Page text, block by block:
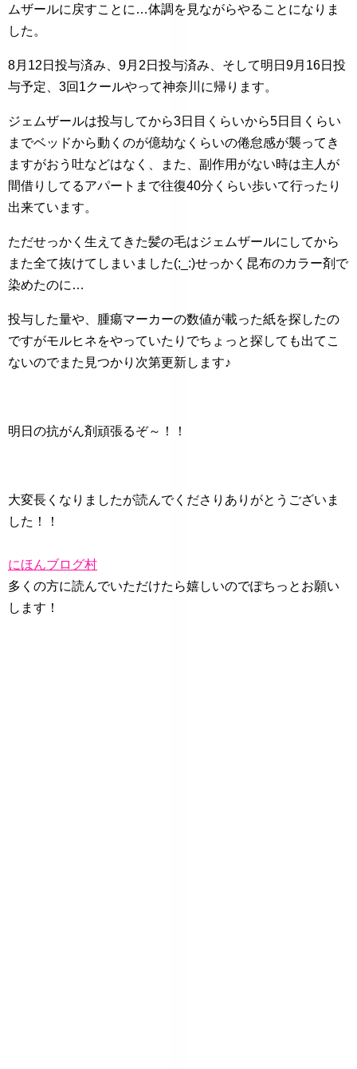
ムザールに戻すことに…体調を見ながらやることになりま
した。
8月12日投与済み、9月2日投与済み、そして明日9月16日投
与予定、3回1クールやって神奈川に帰ります。
ジェムザールは投与してから3日目くらいから5日目くらい
までベッドから動くのが億劫なくらいの倦怠感が襲ってき
ますがおう吐などはなく、また、副作用がない時は主人が
間借りしてるアパートまで往復40分くらい歩いて行ったり
出来ています。
ただせっかく生えてきた髪の毛はジェムザールにしてから
また全て抜けてしまいました(;_:)せっかく昆布のカラー剤で
染めたのに…
投与した量や、腫瘍マーカーの数値が載った紙を探したの
ですがモルヒネをやっていたりでちょっと探しても出てこ
ないのでまた見つかり次第更新します♪
明日の抗がん剤頑張るぞ～！！
大変長くなりましたが読んでくださりありがとうございま
した！！
にほんブログ村
多くの方に読んでいただけたら嬉しいのでぽちっとお願い
します！